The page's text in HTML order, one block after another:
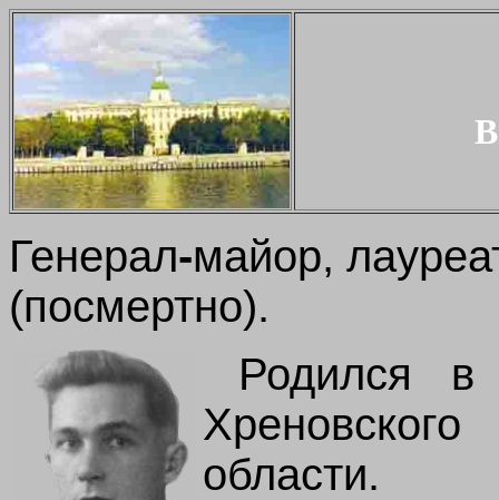
Генерал-майор,
(посмертно).
Родился
области.